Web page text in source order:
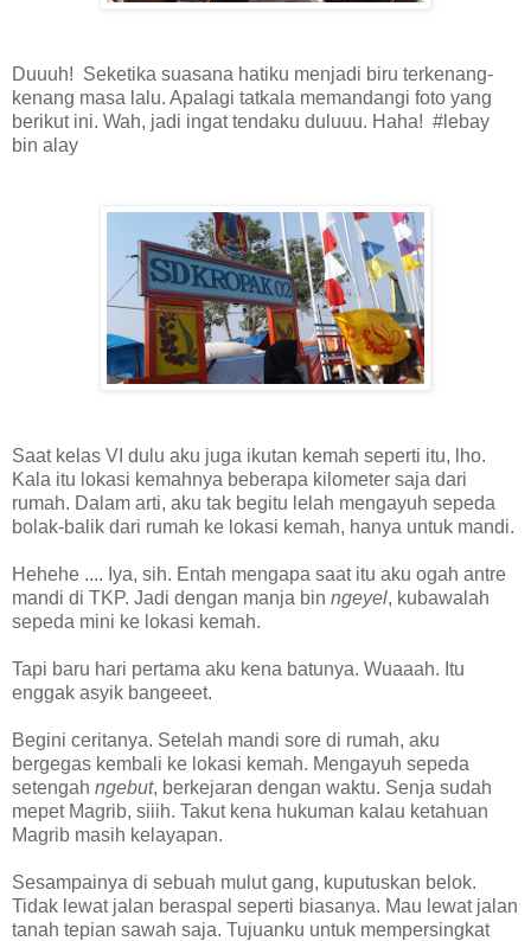
Duuuh! Seketika suasana hatiku menjadi biru terkenang-
kenang masa lalu. Apalagi tatkala memandangi foto yang
berikut ini. Wah, jadi ingat tendaku duluuu. Haha! #lebay
bin alay
Saat kelas VI dulu aku juga ikutan kemah seperti itu, lho.
Kala itu lokasi kemahnya beberapa kilometer saja dari
rumah. Dalam arti, aku tak begitu lelah mengayuh sepeda
bolak-balik dari rumah ke lokasi kemah, hanya untuk mandi.
Hehehe .... Iya, sih. Entah mengapa saat itu aku ogah antre
mandi di TKP. Jadi dengan manja bin ngeyel, kubawalah
sepeda mini ke lokasi kemah.
Tapi baru hari pertama aku kena batunya. Wuaaah. Itu
enggak asyik bangeeet.
Begini ceritanya. Setelah mandi sore di rumah, aku
bergegas kembali ke lokasi kemah. Mengayuh sepeda
setengah ngebut, berkejaran dengan waktu. Senja sudah
mepet Magrib, siiih. Takut kena hukuman kalau ketahuan
Magrib masih kelayapan.
Sesampainya di sebuah mulut gang, kuputuskan belok.
Tidak lewat jalan beraspal seperti biasanya. Mau lewat jalan
tanah tepian sawah saja. Tujuanku untuk mempersingkat